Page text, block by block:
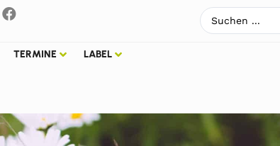
TERMINE LABEL